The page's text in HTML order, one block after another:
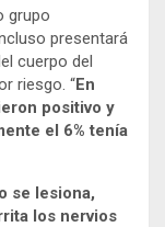
grupo
presentará
cuerpo del
riesgo. “En
positivo y
el 6% tenía
se lesiona,
los nervios